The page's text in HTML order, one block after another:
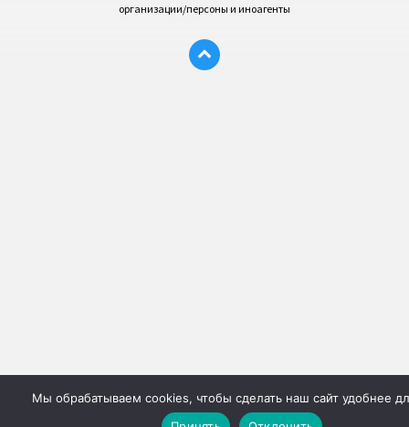
организации/персоны и иноагенты
Мы обрабатываем cookies, чтобы сделать наш сайт удобнее